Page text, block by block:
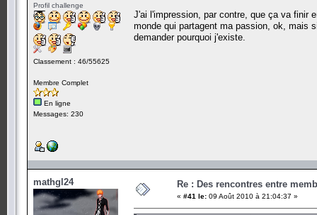
Profil challenge
Classement : 46/55625
Membre Complet
En ligne
Messages: 230
J'ai l'impression, par contre, que ça va finir
monde qui partagent ma passion, ok, mais
demander pourquoi j'existe.
mathgl24 Re : Des rencontres entre
« #41 le: 09 Août 2010 à 21:04:37 »